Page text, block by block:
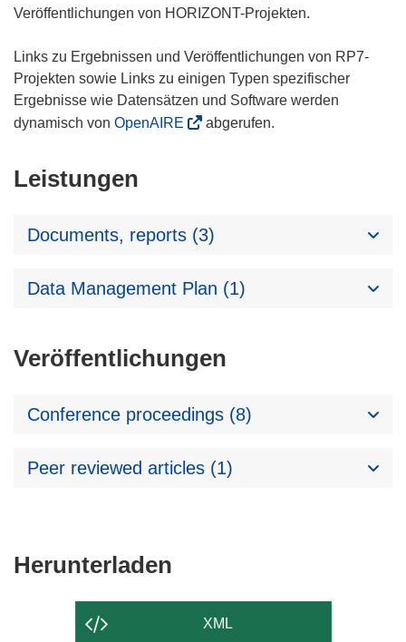
Veröffentlichungen von HORIZONT-Projekten.
Links zu Ergebnissen und Veröffentlichungen von RP7-
Projekten sowie Links zu einigen Typen spezifischer
Ergebnisse wie Datensätzen und Software werden
dynamisch von OpenAIRE abgerufen.
Leistungen
Documents, reports (3)
Data Management Plan (1)
Veröffentlichungen
Conference proceedings (8)
Peer reviewed articles (1)
Herunterladen
derXML